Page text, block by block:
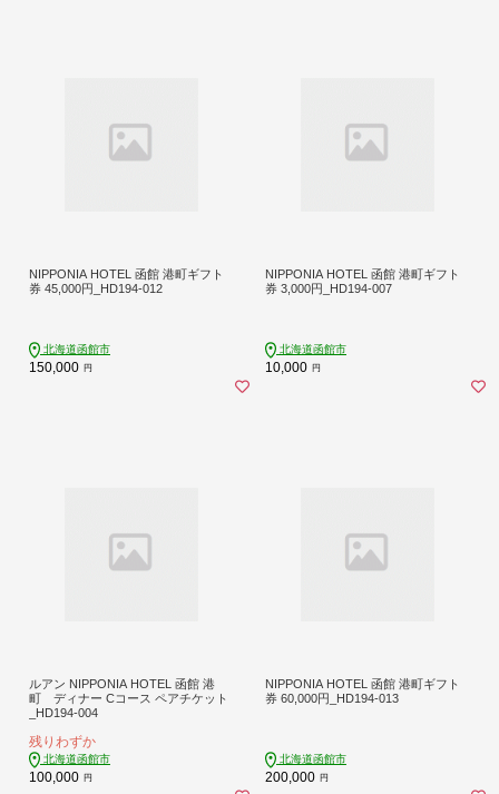
NIPPONIA HOTEL 函館 港町ギフト
券 45,000円_HD194-012
北海道函館市
150,000 円
NIPPONIA HOTEL 函館 港町ギフト
券 3,000円_HD194-007
北海道函館市
10,000 円
ルアン NIPPONIA HOTEL 函館 港
町 ディナー Cコース ペアチケット
_HD194-004
残りわずか
北海道函館市
100,000 円
NIPPONIA HOTEL 函館 港町ギフト
券 60,000円_HD194-013
北海道函館市
200,000 円